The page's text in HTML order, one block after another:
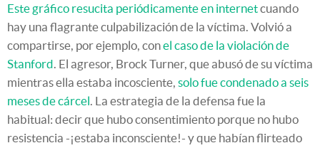
Este gráfico resucita periódicamente en internetcuando
hay una flagrante culpabilización de la víctima. Volvió a
compartirse, por ejemplo, conel caso de la violación de
Stanford . El agresor, Brock Turner, que abusó de su víctima
mientras ella estaba incosciente, solo fue condenado a seis
meses de cárcel . La estrategia de la defensa fue la
habitual: decir que hubo consentimiento porque no hubo
resistencia -¡estaba inconsciente!- y que habían flirteado